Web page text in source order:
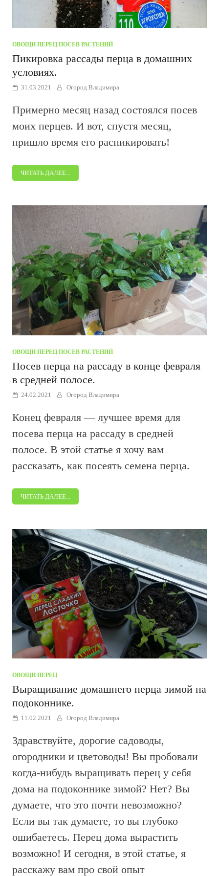
ОВОЩИ/ПЕРЕЦ/ПОСЕВ РАСТЕНИЙ
Пикировка рассады перца в домашних
условиях.
31.03.2021 Огород Владимира
Примерно месяц назад состоялся посев
моих перцев. И вот, спустя месяц,
пришло время его распикировать!
ЧИТАТЬ ДАЛЕЕ...
ОВОЩИ ПЕРЕЦ ПОСЕВ РАСТЕНИЙ
Посев перца на рассаду в конце февраля
в средней полосе.
24.02.2021 Огород Владимира
Конец февраля — лучшее время для
посева перца на рассаду в средней
полосе. В этой статье я хочу вам
рассказать, как посеять семена перца.
ЧИТАТЬ ДАЛЕЕ...
ОВОЩИ/ПЕРЕЦ
Выращивание домашнего перца зимой на
подоконнике.
11.02.2021 Огород Владимира
Здравствуйте, дорогие садоводы,
огородники и цветоводы! Вы пробовали
когда-нибудь выращивать перец у себя
дома на подоконнике зимой? Нет? Вы
думаете, что это почти невозможно?
Если вы так думаете, то вы глубоко
ошибаетесь. Перец дома вырастить
возможно! И сегодня, в этой статье, я
расскажу вам про свой опыт